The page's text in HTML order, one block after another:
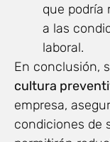
que podría
a las
laboral.
En conclusión,
cultura
empresa,
condiciones de